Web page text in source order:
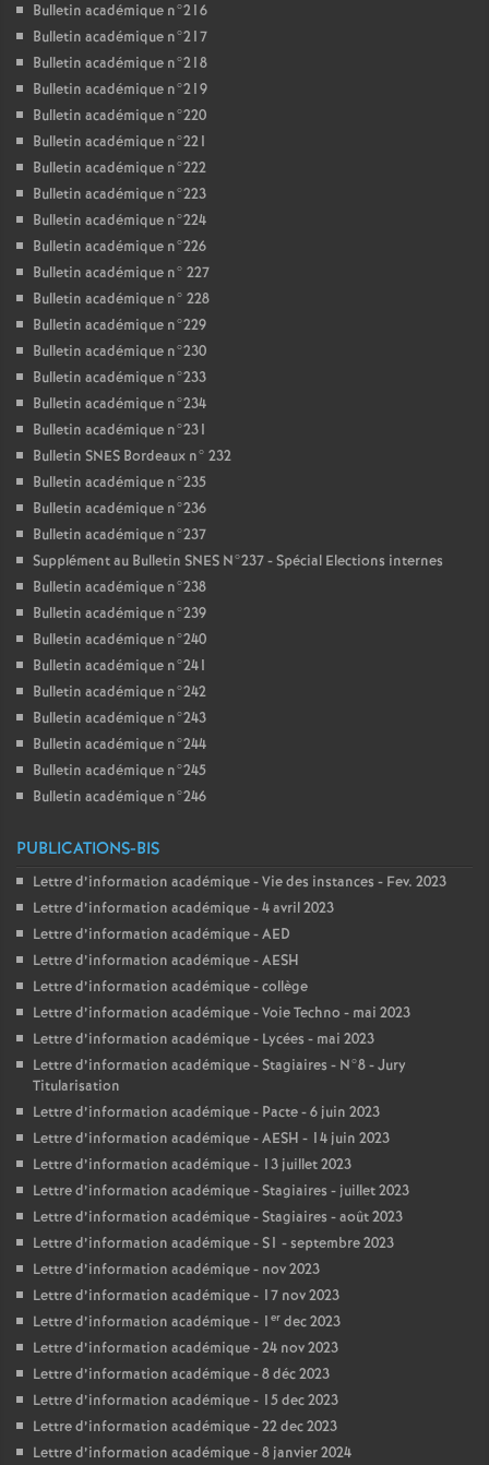
Bulletin académique n°216
Bulletin académique n°217
Bulletin académique n°218
Bulletin académique n°219
Bulletin académique n°220
Bulletin académique n°221
Bulletin académique n°222
Bulletin académique n°223
Bulletin académique n°224
Bulletin académique n°226
Bulletin académique n° 227
Bulletin académique n° 228
Bulletin académique n°229
Bulletin académique n°230
Bulletin académique n°233
Bulletin académique n°234
Bulletin académique n°231
Bulletin SNES Bordeaux n° 232
Bulletin académique n°235
Bulletin académique n°236
Bulletin académique n°237
Supplément au Bulletin SNES N°237 - Spécial Elections internes
Bulletin académique n°238
Bulletin académique n°239
Bulletin académique n°240
Bulletin académique n°241
Bulletin académique n°242
Bulletin académique n°243
Bulletin académique n°244
Bulletin académique n°245
Bulletin académique n°246
PUBLICATIONS-BIS
Lettre d’information académique - Vie des instances - Fev. 2023
Lettre d’information académique - 4 avril 2023
Lettre d’information académique - AED
Lettre d’information académique - AESH
Lettre d’information académique - collège
Lettre d’information académique - Voie Techno - mai 2023
Lettre d’information académique - Lycées - mai 2023
Lettre d’information académique - Stagiaires - N°8 - Jury
Titularisation
Lettre d’information académique - Pacte - 6 juin 2023
Lettre d’information académique - AESH - 14 juin 2023
Lettre d’information académique - 13 juillet 2023
Lettre d’information académique - Stagiaires - juillet 2023
Lettre d’information académique - Stagiaires - août 2023
Lettre d’information académique - S1 - septembre 2023
Lettre d’information académique - nov 2023
Lettre d’information académique - 17 nov 2023
Lettre d’information académique - 1 er dec 2023
Lettre d’information académique - 24 nov 2023
Lettre d’information académique - 8 déc 2023
Lettre d’information académique - 15 dec 2023
Lettre d’information académique - 22 dec 2023
Lettre d’information académique - 8 janvier 2024